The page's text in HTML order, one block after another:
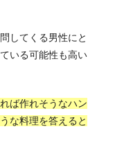
してくる男性にと
いる可能性も高い
ば作れそうなハン
な料理を答えると